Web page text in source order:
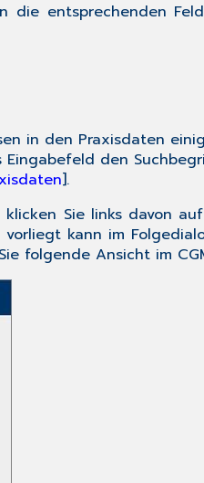
die entsprechenden
in den Praxisdaten
Eingabefeld den
].
Sie links davon
kann im
folgende Ansicht im CGM